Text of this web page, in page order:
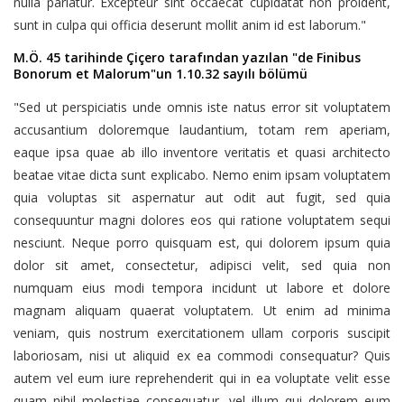
sunt in culpa qui officia deserunt mollit anim id est laborum."
M.Ö. 45 tarihinde Çiçero tarafından yazılan "de Finibus
Bonorum et Malorum"un 1.10.32 sayılı bölümü
"Sed ut perspiciatis unde omnis iste natus error sit voluptatem
accusantium doloremque laudantium, totam rem aperiam,
eaque ipsa quae ab illo inventore veritatis et quasi architecto
beatae vitae dicta sunt explicabo. Nemo enim ipsam voluptatem
quia voluptas sit aspernatur aut odit aut fugit, sed quia
consequuntur magni dolores eos qui ratione voluptatem sequi
nesciunt. Neque porro quisquam est, qui dolorem ipsum quia
dolor sit amet, consectetur, adipisci velit, sed quia non
numquam eius modi tempora incidunt ut labore et dolore
magnam aliquam quaerat voluptatem. Ut enim ad minima
veniam, quis nostrum exercitationem ullam corporis suscipit
laboriosam, nisi ut aliquid ex ea commodi consequatur? Quis
autem vel eum iure reprehenderit qui in ea voluptate velit esse